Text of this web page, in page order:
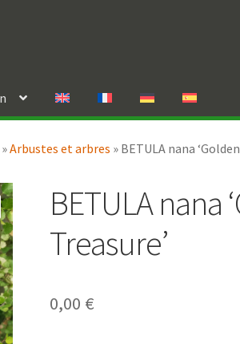
»Arbustes et arbres » BETULA nana
BETULA nana
Treasure’
0,00 €